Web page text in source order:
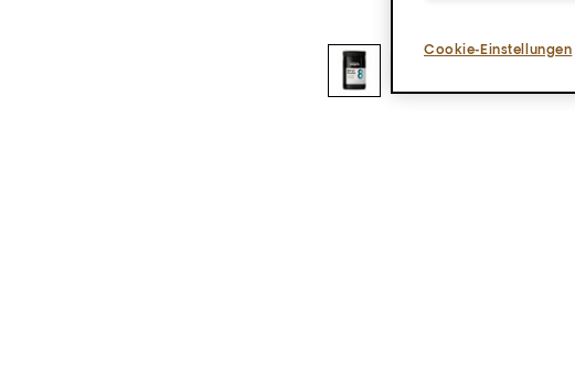
Cookie-Einstellungen